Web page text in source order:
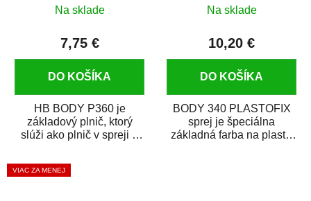
Na sklade
7,75 €
DO KOŠÍKA
HB BODY P360 je
základový plnič, ktorý
slúži ako plnič v spreji a
zároveň. HB BODY...
Na sklade
10,20 €
DO KOŠÍKA
BODY 340 PLASTOFIX
sprej je špeciálna
základná farba na plasty,
VIAC ZA MENEJ